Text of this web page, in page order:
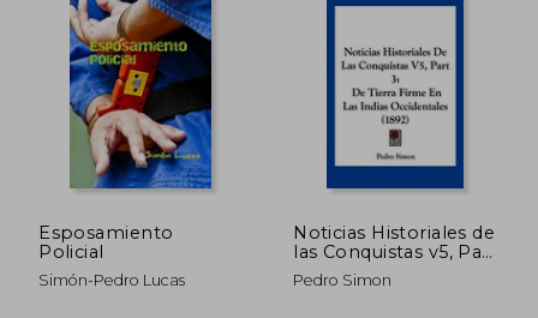
dcto.
50%
dcto. $
Esposamiento
Policial
Simón-Pedro Lucas
Noticias Historiales de
las Conquistas v5, Part
3: De Tierra Firme en
las Indias
Pedro Simon